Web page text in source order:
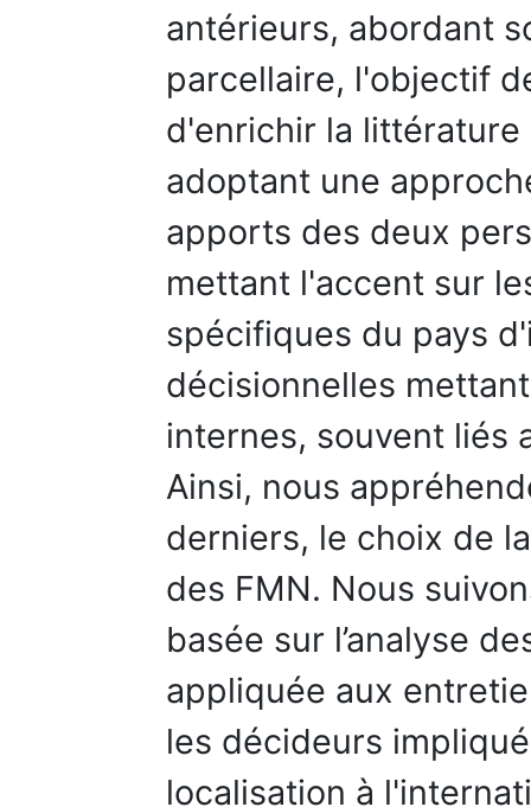
antérieurs, abordant
parcellaire, l'objectif
d'enrichir la
adoptant une
apports des deux
mettant l'accent sur
spécifiques du pays
décisionnelles
internes, souvent liés
Ainsi, nous
derniers, le choix de
des FMN. Nous
basée sur l’analyse
appliquée aux
les décideurs
localisation à